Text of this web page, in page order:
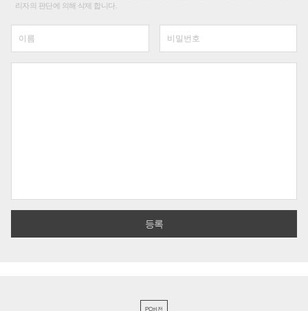
리자의 판단에 의해 삭제 합니다.
PC버전